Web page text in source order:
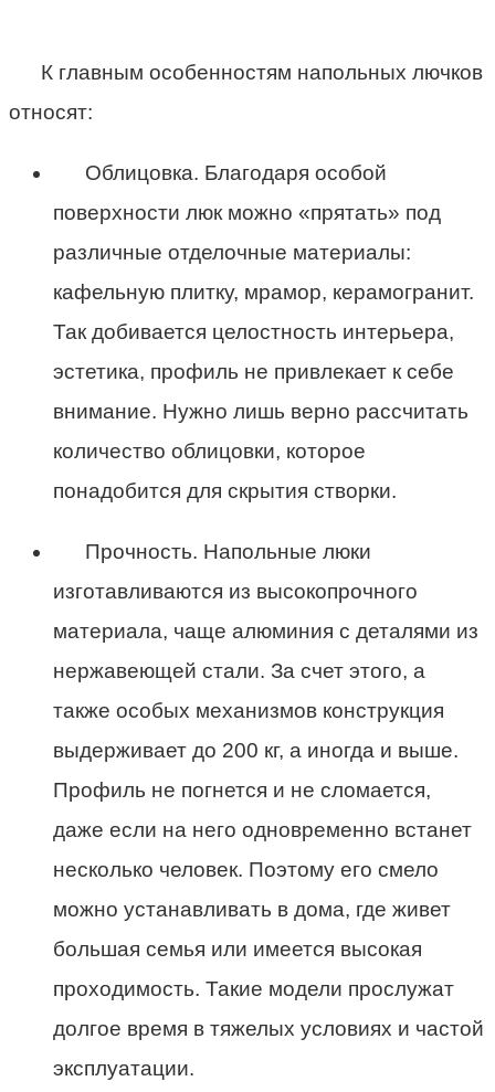
К главным особенностям напольных лючков
относят:
Облицовка. Благодаря особой
поверхности люк можно «прятать» под
различные отделочные материалы:
кафельную плитку, мрамор, керамогранит.
Так добивается целостность интерьера,
эстетика, профиль не привлекает к себе
внимание. Нужно лишь верно рассчитать
количество облицовки, которое
понадобится для скрытия створки.
Прочность. Напольные люки
изготавливаются из высокопрочного
материала, чаще алюминия с деталями из
нержавеющей стали. За счет этого, а
также особых механизмов конструкция
выдерживает до 200 кг, а иногда и выше.
Профиль не погнется и не сломается,
даже если на него одновременно встанет
несколько человек. Поэтому его смело
можно устанавливать в дома, где живет
большая семья или имеется высокая
проходимость. Такие модели прослужат
долгое время в тяжелых условиях и частой
эксплуатации.